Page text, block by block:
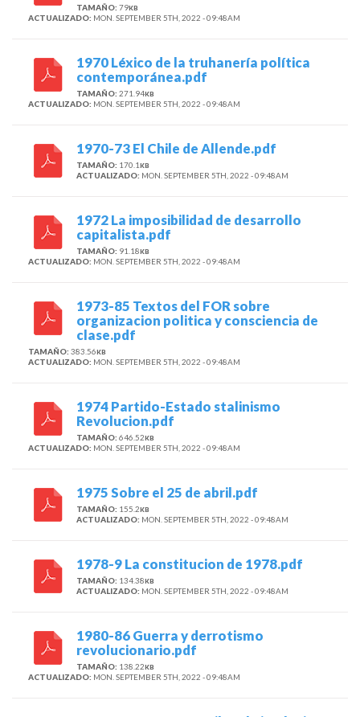
TAMAÑO: 79KB
ACTUALIZADO: MON. SEPTEMBER 5TH, 2022 - 09:48AM
1970 Léxico de la truhanería política
contemporánea.pdf
TAMAÑO: 271.94KB
ACTUALIZADO: MON. SEPTEMBER 5TH, 2022 - 09:48AM
1970-73 El Chile de Allende.pdf
TAMAÑO: 170.1 KB
ACTUALIZADO: MON. SEPTEMBER 5TH, 2022 - 09:48AM
1972 La imposibilidad de desarrollo
capitalista.pdf
TAMAÑO: 91.18KB
ACTUALIZADO: MON. SEPTEMBER 5TH, 2022 - 09:48AM
1973-85 Textos del FOR sobre
organizacion politica y consciencia de
clase.pdf
TAMAÑO: 383.56KB
ACTUALIZADO: MON. SEPTEMBER 5TH, 2022 - 09:48AM
1974 Partido-Estado stalinismo
Revolucion.pdf
TAMAÑO: 646.52KB
ACTUALIZADO: MON. SEPTEMBER 5TH, 2022 - 09:48AM
1975 Sobre el 25 de abril.pdf
TAMAÑO: 155.2KB
ACTUALIZADO: MON. SEPTEMBER 5TH, 2022 - 09:48AM
1978-9 La constitucion de 1978.pdf
TAMAÑO: 134.38KB
ACTUALIZADO: MON. SEPTEMBER 5TH, 2022 - 09:48AM
1980-86 Guerra y derrotismo
revolucionario.pdf
TAMAÑO: 138.22KB
ACTUALIZADO: MON. SEPTEMBER 5TH, 2022 - 09:48AM